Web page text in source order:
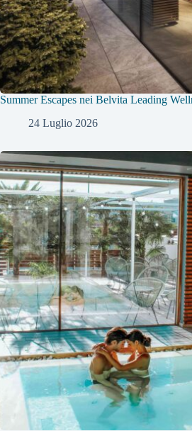
Summer Escapes nei Belvita Leading
24 Luglio 2026